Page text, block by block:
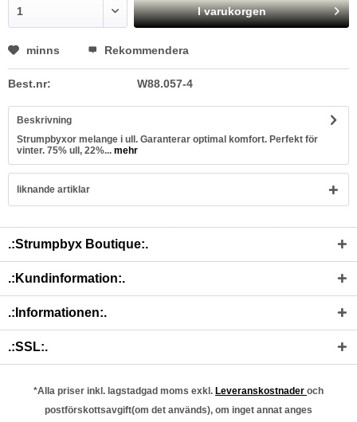
I varukorgen
minns Rekommendera
Best.nr: W88.057-4
Beskrivning
Strumpbyxor melange i ull. Garanterar optimal komfort. Perfekt för
vinter. 75% ull, 22%... mehr
liknande artiklar
.:Strumpbyx Boutique:.
.:Kundinformation:.
.:Informationen:.
.:SSL:.
*Alla priser inkl. lagstadgad moms exkl. Leveranskostnader och
postförskottsavgift(om det används), om inget annat anges